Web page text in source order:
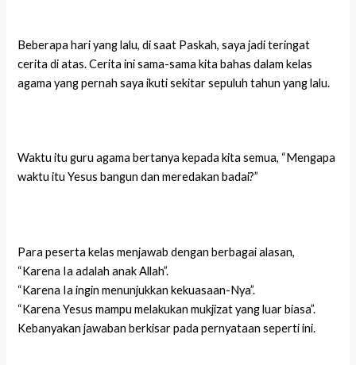
Beberapa hari yang lalu, di saat Paskah, saya jadi teringat
cerita di atas. Cerita ini sama-sama kita bahas dalam kelas
agama yang pernah saya ikuti sekitar sepuluh tahun yang lalu.
Waktu itu guru agama bertanya kepada kita semua, “Mengapa
waktu itu Yesus bangun dan meredakan badai?”
Para peserta kelas menjawab dengan berbagai alasan,
“Karena Ia adalah anak Allah”.
“Karena Ia ingin menunjukkan kekuasaan-Nya”.
“Karena Yesus mampu melakukan mukjizat yang luar biasa”.
Kebanyakan jawaban berkisar pada pernyataan seperti ini.